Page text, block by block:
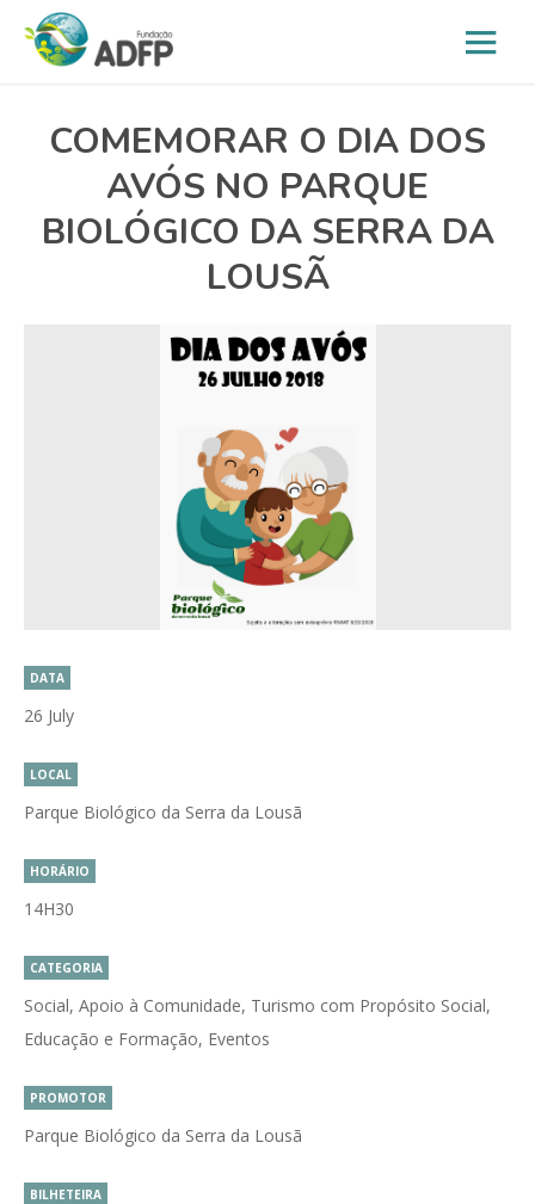
COMEMORAR O DIA DOS
AVÓS NO PARQUE
BIOLÓGICO DA SERRA DA
LOUSÃ
DATA
26 July
LOCAL
Parque Biológico da Serra da Lousã
HORÁRIO
14H30
CATEGORIA
Social, Apoio à Comunidade, Turismo com Propósito Social,
Educação e Formação, Eventos
PROMOTOR
Parque Biológico da Serra da Lousã
BILHETEIRA